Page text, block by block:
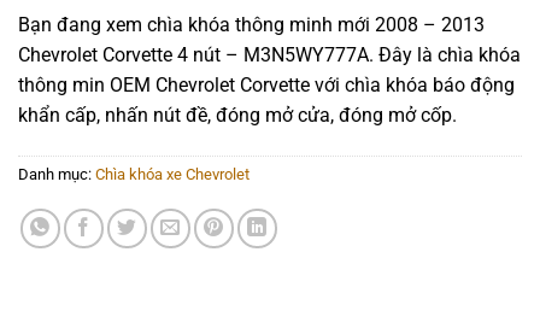
Bạn đang xem chìa khóa thông minh mới 2008 – 2013
Chevrolet Corvette 4 nút – M3N5WY777A. Đây là chìa khóa
thông min OEM Chevrolet Corvette với chìa khóa báo động
khẩn cấp, nhấn nút đề, đóng mở cửa, đóng mở cốp.
Danh mục: Chìa khóa xe Chevrolet